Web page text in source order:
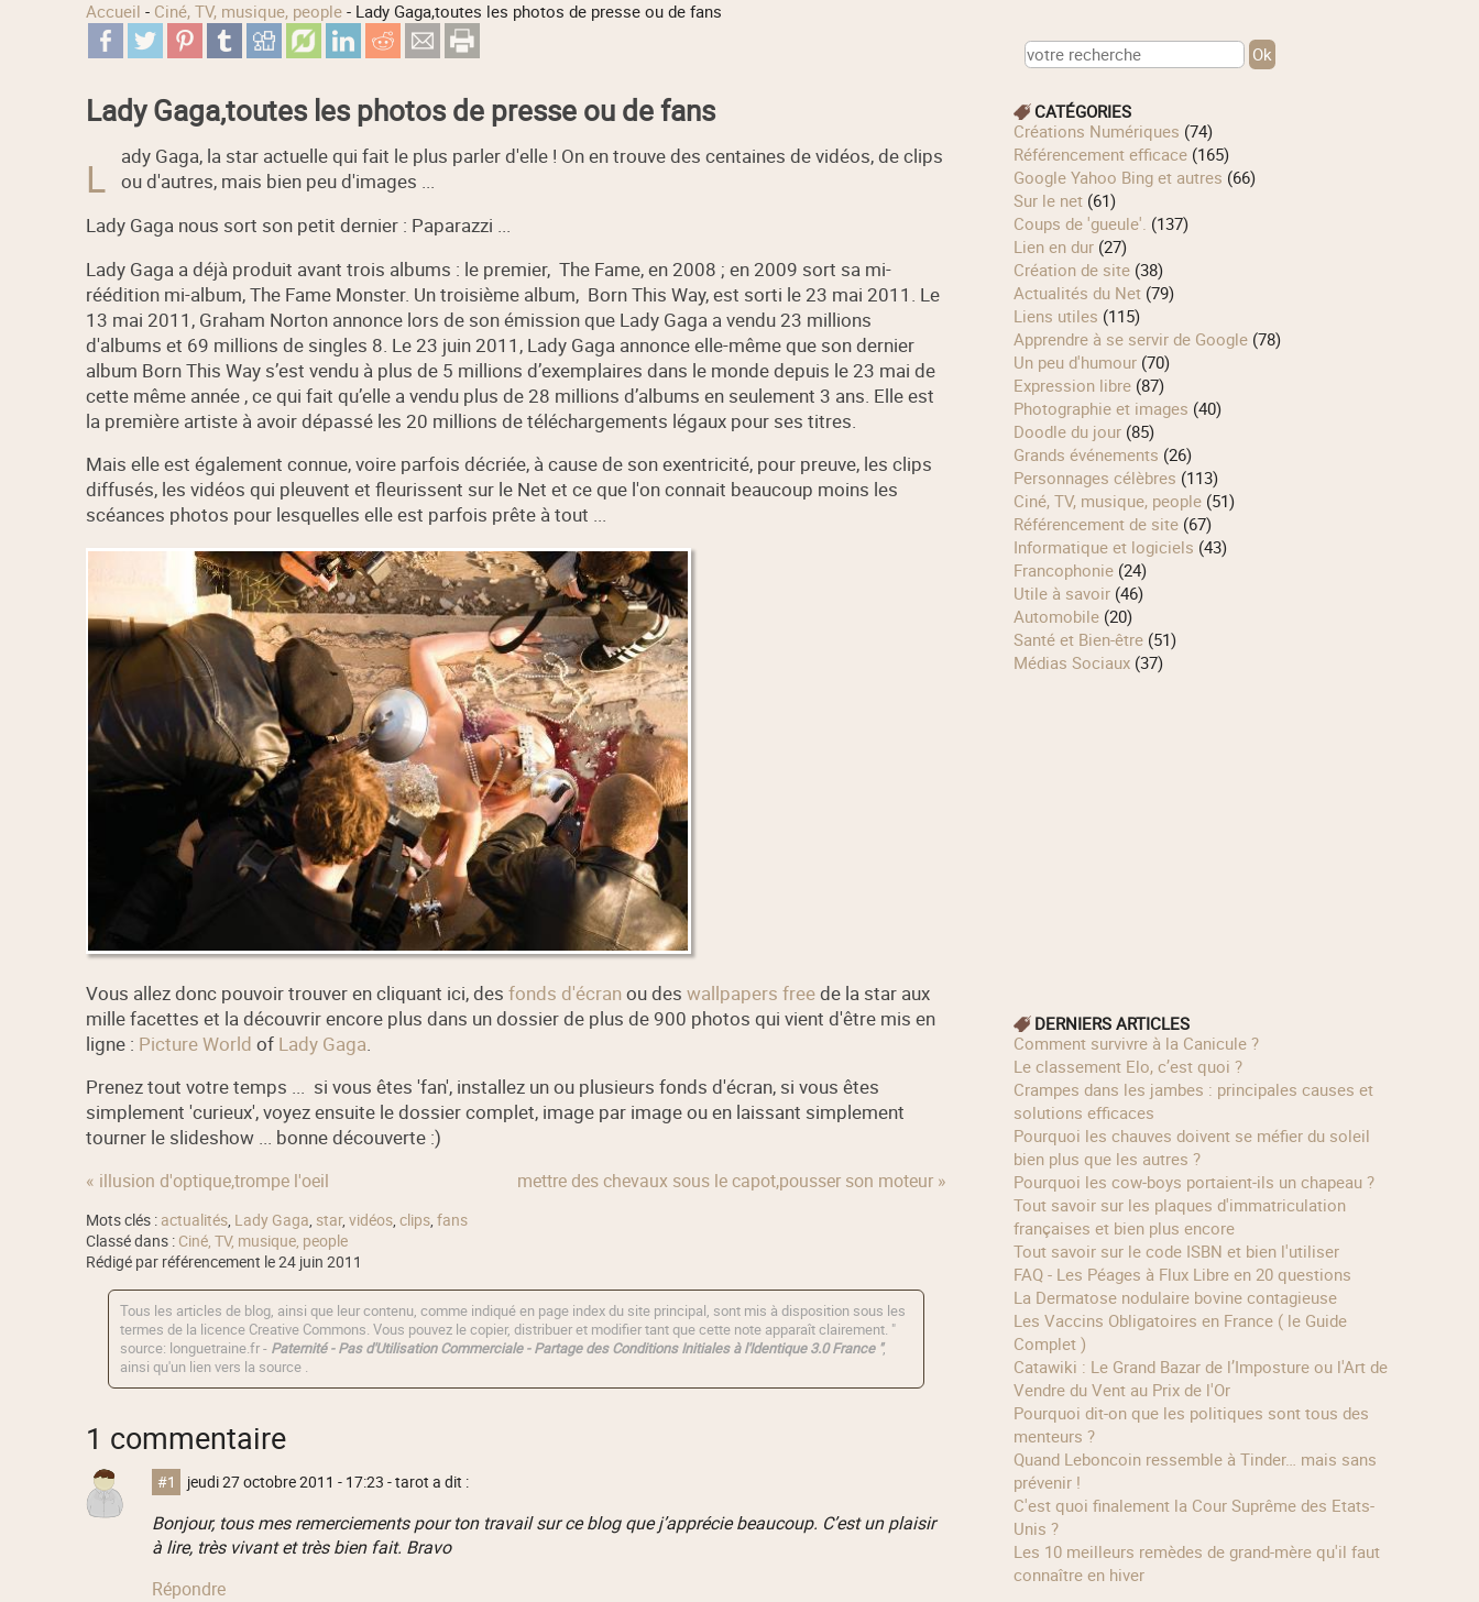
Accueil - Ciné, TV, musique, people- Lady Gaga,toutes les photos de presse ou de fans
Lady Gaga,toutes les photos de presse ou de fans
L
ady Gaga, la star actuelle qui fait le plus parler d'elle ! On en trouve des centaines de vidéos, de clips
ou d'autres, mais bien peu d'images ...
Lady Gaga nous sort son petit dernier : Paparazzi ...
Lady Gaga a déjà produit avant trois albums : le premier, The Fame, en 2008 ; en 2009 sort sa mi-
réédition mi-album, The Fame Monster. Un troisième album, Born This Way, est sorti le 23 mai 2011. Le
13 mai 2011, Graham Norton annonce lors de son émission que Lady Gaga a vendu 23 millions
d'albums et 69 millions de singles 8. Le 23 juin 2011, Lady Gaga annonce elle-même que son dernier
album Born This Way s’est vendu à plus de 5 millions d’exemplaires dans le monde depuis le 23 mai de
cette même année , ce qui fait qu’elle a vendu plus de 28 millions d’albums en seulement 3 ans. Elle est
la première artiste à avoir dépassé les 20 millions de téléchargements légaux pour ses titres.
Mais elle est également connue, voire parfois décriée, à cause de son exentricité, pour preuve, les clips
diffusés, les vidéos qui pleuvent et fleurissent sur le Net et ce que l'on connait beaucoup moins les
scéances photos pour lesquelles elle est parfois prête à tout ...
Vous allez donc pouvoir trouver en cliquant ici, des fonds d'écran ou des wallpapers freede la star aux
mille facettes et la découvrir encore plus dans un dossier de plus de 900 photos qui vient d'être mis en
ligne : Picture World of Lady Gaga
Prenez tout votre temps ... si vous êtes 'fan', installez un ou plusieurs fonds d'écran, si vous êtes
simplement 'curieux', voyez ensuite le dossier complet, image par image ou en laissant simplement
tourner le slideshow ... bonne découverte :)
« illusion d'optique,trompe l'oeil mettre des chevaux sous le capot,pousser son moteur »
Mots clés : actualités, Lady Gaga, star, vidéos, clips, fans
Classé dans : Ciné, TV, musique, people
Rédigé par référencement le 24 juin 2011
Tous les articles de blog, ainsi que leur contenu, comme indiqué en page index du site principal, sont mis à disposition sous les
termes de la licence Creative Commons. Vous pouvez le copier, distribuer et modifier tant que cette note apparaît clairement. "
source: longuetraine.fr - Paternité - Pas d'Utilisation Commerciale - Partage des Conditions Initiales à l'Identique 3.0 France ",
ainsi qu'un lien vers la source .
1 commentaire
#1 jeudi 27 octobre 2011 - 17:23 - tarot a dit :
Bonjour, tous mes remerciements pour ton travail sur ce blog que j’apprécie beaucoup. C’est un plaisir
à lire, très vivant et très bien fait. Bravo
Répondre
CATÉGORIES
Créations Numériques (74)
Référencement efficace(165)
Google Yahoo Bing et autres (66)
Sur le net(61)
Coups de 'gueule'. (137)
Lien en dur(27)
Création de site(38)
Actualités du Net(79)
Liens utiles (115)
Apprendre à se servir de Google(78)
Un peu d'humour(70)
Expression libre(87)
Photographie et images (40)
Doodle du jour(85)
Grands événements (26)
Personnages célèbres (113)
Ciné, TV, musique, people(51)
Référencement de site(67)
Informatique et logiciels (43)
Francophonie(24)
Utile à savoir(46)
Automobile(20)
Santé et Bien-être(51)
Médias Sociaux(37)
DERNIERS ARTICLES
Comment survivre à la Canicule ?
Le classement Elo, c’est quoi ?
Crampes dans les jambes : principales causes et
solutions efficaces
Pourquoi les chauves doivent se méfier du soleil
bien plus que les autres ?
Pourquoi les cow‑boys portaient‑ils un chapeau ?
Tout savoir sur les plaques d'immatriculation
françaises et bien plus encore
Tout savoir sur le code ISBN et bien l'utiliser
FAQ - Les Péages à Flux Libre en 20 questions
La Dermatose nodulaire bovine contagieuse
Les Vaccins Obligatoires en France ( le Guide
Complet )
Catawiki : Le Grand Bazar de l’Imposture ou l'Art de
Vendre du Vent au Prix de l'Or
Pourquoi dit-on que les politiques sont tous des
menteurs ?
Quand Leboncoin ressemble à Tinder… mais sans
prévenir !
C'est quoi finalement la Cour Suprême des Etats-
Unis ?
Les 10 meilleurs remèdes de grand-mère qu'il faut
connaître en hiver